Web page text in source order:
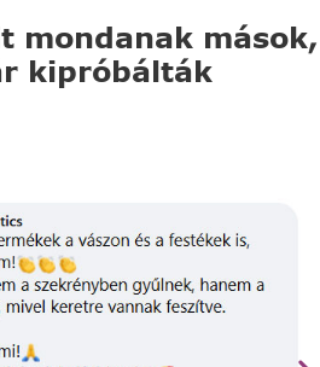
mondanak mások,
kipróbálták